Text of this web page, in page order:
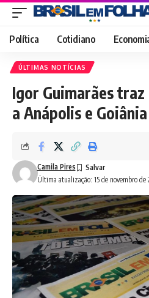
Política Cotidiano
ÚLTIMAS NOTÍCIAS
Igor Guimarães
a Anápolis e Goiânia
Última atualização: 15 de novembro de
Camila Pires